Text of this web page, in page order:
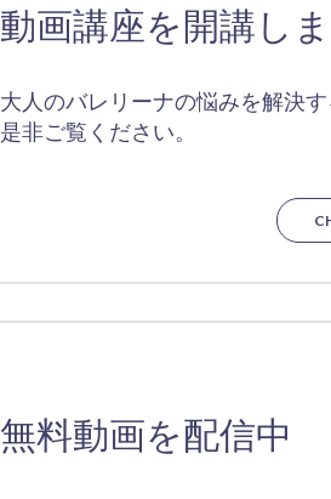
動画講座を開講しま
大人のバレリーナの悩みを解決
是非ご覧ください。
無料動画を配信中